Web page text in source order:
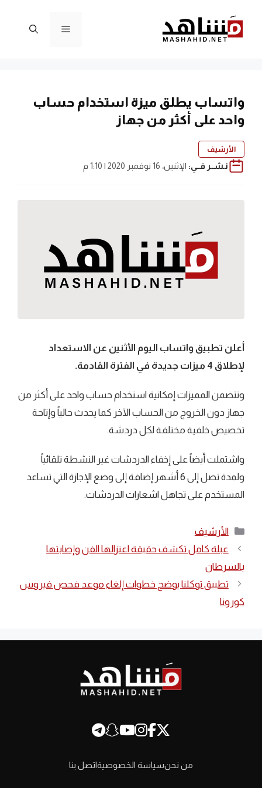
المحتوى
القائمة
واتساب يطلق ميزة استخدام حساب
واحد على أكثر من جهاز
الأرشيف
نـشــر فــي: الإثنين، 16 نوفمبر 2020 | 1:10 م
أعلن تطبيق واتساب اليوم الأثنين عن الاستعداد
لإطلاق 4 ميزات جديدة في الفترة القادمة.
وتتضمن المميزات إمكانية استخدام حساب واحد على أكثر من
جهاز دون الخروج من الحساب الآخر كما يحدث حالياً وإتاحة
تخصيص خلفية مختلفة لكل دردشة.
واشتملت أيضاً على إخفاء الدردشات غير النشطة تلقائياً
ولمدة تصل إلى 6 أشهر إضافة إلى وضع الإجازة التي تساعد
المستخدم على تجاهل اشعارات الدردشات.
التصنيفات
الأرشيف
عبلة كامل تكشف حقيقة اعتزالها الفن وإصابتها
بالسرطان
تطبيق توكلنا يوضح خطوات إلغاء موعد فحص فيروس
كورونا
من نحنسياسة الخصوصيةاتصل بنا